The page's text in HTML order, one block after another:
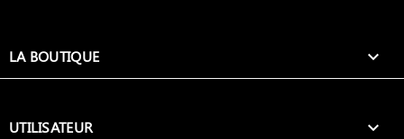
LA BOUTIQUE 
UTILISATEUR 